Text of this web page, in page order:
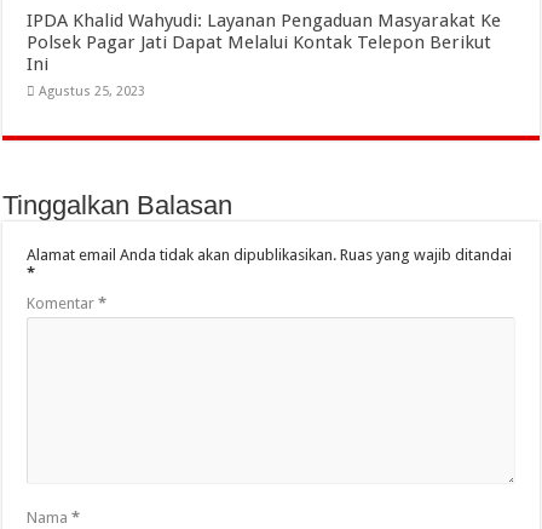
IPDA Khalid Wahyudi: Layanan Pengaduan Masyarakat Ke
Polsek Pagar Jati Dapat Melalui Kontak Telepon Berikut
Ini
Agustus 25, 2023
Tinggalkan Balasan
Alamat email Anda tidak akan dipublikasikan. Ruas yang wajib ditandai
*
Komentar*
Nama*